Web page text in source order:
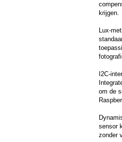
krijgen.
Lux-
I2C-
om de
sensor
zonder